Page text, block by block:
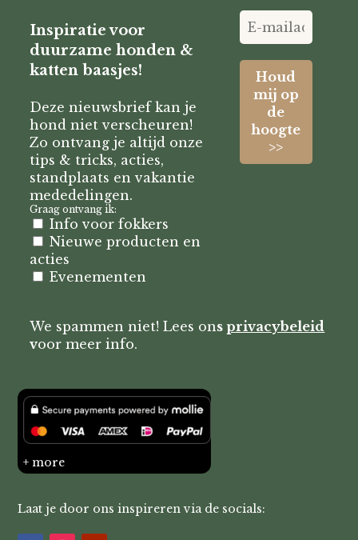
Inspiratie voor
duurzame honden &
katten baasjes!
Deze nieuwsbrief kan je
hond niet verscheuren!
Zo ontvang je altijd onze
tips & tricks, acties,
standplaats en vakantie
mededelingen.
Graag ontvang ik:
Info voor fokkers
Nieuwe producten en
acties
Evenementen
We spammen niet! Lees onsprivacybeleid
voor meer info.
+ more
Laat je door ons inspireren via de socials: